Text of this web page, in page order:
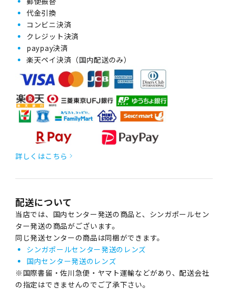
代金引換
コンビニ決済
クレジット決済
paypay決済
楽天ペイ決済（国内配送のみ）
詳しくはこちら
配送について
当店では、国内センター発送の商品と、シンガポールセン
ター発送の商品がございます。
同じ発送センターの商品は同梱ができます。
シンガポールセンター発送のレンズ
国内センター発送のレンズ
※国際書留・佐川急便・ヤマト運輸などがあり、配送会社
の指定はできませんのでご了承下さい。